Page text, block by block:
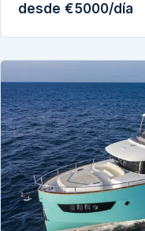
desde €5000/día